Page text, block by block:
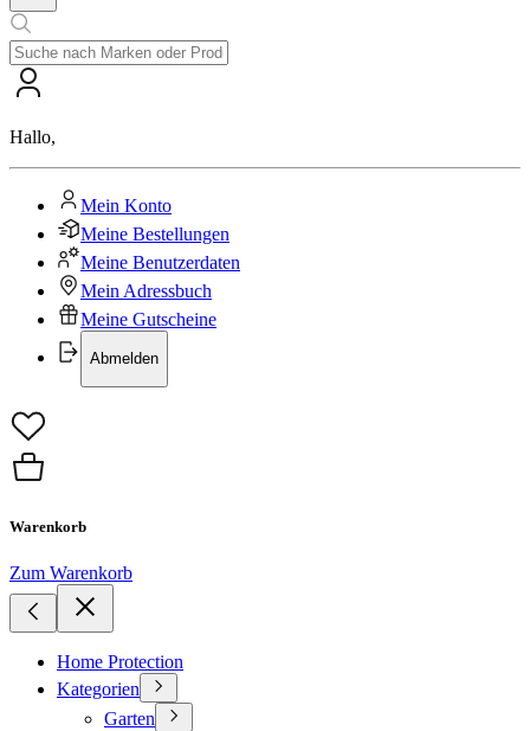
Hallo,
Mein Konto
Meine Bestellungen
Meine Benutzerdaten
Mein Adressbuch
Meine Gutscheine
Abmelden
Warenkorb
Zum Warenkorb
Home Protection
Kategorien
Garten